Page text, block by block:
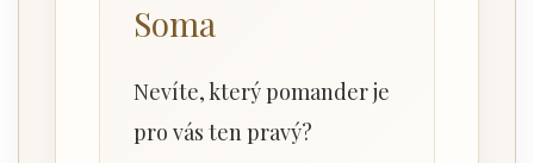
Soma
Nevíte, který pomander je
pro vás ten pravý?